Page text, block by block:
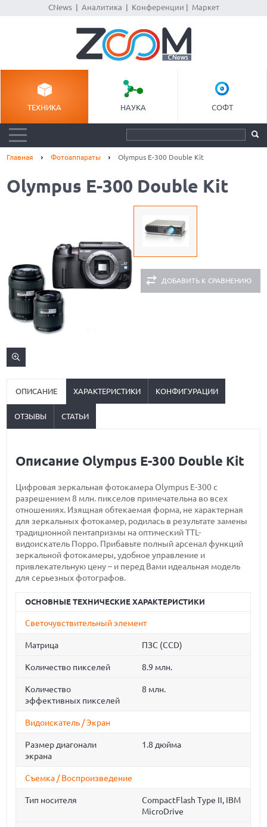
CNews| Аналитика Конференции Маркет
ТЕХНИКА НАУКА СОФТ
Главная Фотоаппараты Olympus E-300 Double Kit
Olympus E-300 Double Kit
ДОБАВИТЬ К СРАВНЕНИЮ
ОПИСАНИЕ ХАРАКТЕРИСТИКИ КОНФИГУРАЦИИ
ОТЗЫВЫ СТАТЬИ
Описание Olympus E-300 Double Kit
Цифровая зеркальная фотокамера Olympus E-300 с
разрешением 8 млн. пикселов примечательна во всех
отношениях. Изящная обтекаемая форма, не характерная
для зеркальных фотокамер, родилась в результате замены
традиционной пентапризмы на оптический TTL-
видоискатель Порро. Прибавьте полный арсенал функций
зеркальной фотокамеры, удобное управление и
привлекательную цену – и перед Вами идеальная модель
для серьезных фотографов.
ОСНОВНЫЕ ТЕХНИЧЕСКИЕ ХАРАКТЕРИСТИКИ
Светочувствительный элемент
Матрица ПЗС (CCD)
Количество пикселей 8.9 млн.
Количество
эффективных пикселей
8 млн.
Видоискатель / Экран
Размер диагонали
экрана
1.8 дюйма
Съемка / Воспроизведение
Тип носителя
CompactFlash Type II, IBM
MicroDrive